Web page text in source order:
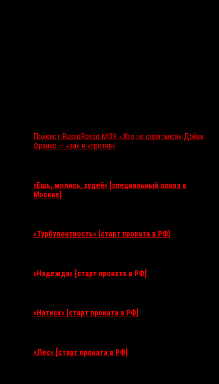
Подкаст RussoRosso №39: «Кто не спрятался» Дэйва
Франко — «за» и «против»
«Ешь, молись, худей» [специальный показ в
Москве]
«Турбулентность» [старт проката в РФ]
«Надежда» [старт проката в РФ]
«Натиск» [старт проката в РФ]
«Лес» [старт проката в РФ]